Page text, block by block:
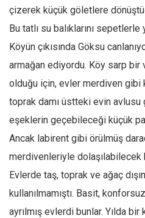
Abir E. Nahas
Amina S. Jenenkovic
Bağdagül Öz
Esra Elönü
» Yazar arşivi
Bu Sayı
Tüm Sayılar
Kategoriler
çizerek küçük göletlere
Bu tatlı su balıklarını sepetlerle
Köyün çıkısında Göksu
armağan ediyordu. Köy sarp
olduğu için, evler merdiven
toprak damı üstteki evin avlusu
eşeklerin geçebileceği küçük
Ancak labirent gibi örülmüş
merdivenleriyle dolaşılabilecek
Evlerde taş, toprak ve ağaç
kullanılmamıştı. Basit,
ayrılmış evlerdi bunlar. Yılda